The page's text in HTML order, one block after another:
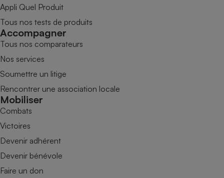
Appli Quel Produit
Tous nos tests de produits
Accompagner
Tous nos comparateurs
Nos services
Soumettre un litige
Rencontrer une association locale
Mobiliser
Combats
Victoires
Devenir adhérent
Devenir bénévole
Faire un don